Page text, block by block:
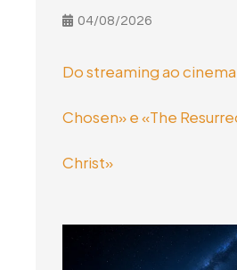
04/08/2026
Do streaming ao
Chosen» e «The
Christ»